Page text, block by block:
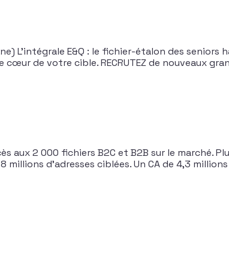
L’intégrale E&Q : le fichier-étalon des seniors
de votre cible. RECRUTEZ de nouveaux
aux 2 000 fichiers B2C et B2B sur le marché.
d’adresses ciblées. Un CA de 4,3 millions